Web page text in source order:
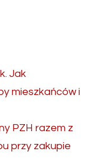
Jak
mieszkańców i
PZH razem z
przy zakupie